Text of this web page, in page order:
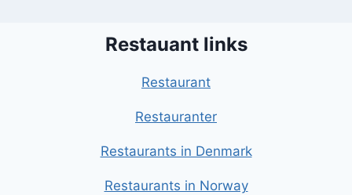
Restauant links
Restaurant
Restauranter
Restaurants in Denmark
Restaurants in Norway